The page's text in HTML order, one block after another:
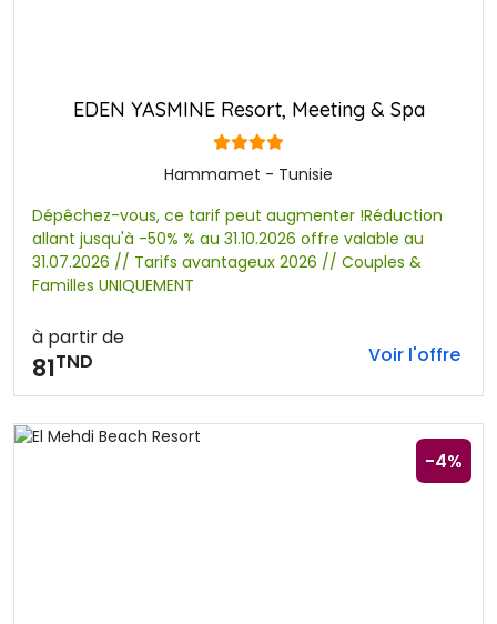
EDEN YASMINE Resort, Meeting & Spa
Hammamet - Tunisie
Dépêchez-vous, ce tarif peut augmenter !Réduction
allant jusqu'à -50% % au 31.10.2026 offre valable au
31.07.2026 // Tarifs avantageux 2026 // Couples &
Familles UNIQUEMENT
à partir de
81TND Voir l'offre
-4%